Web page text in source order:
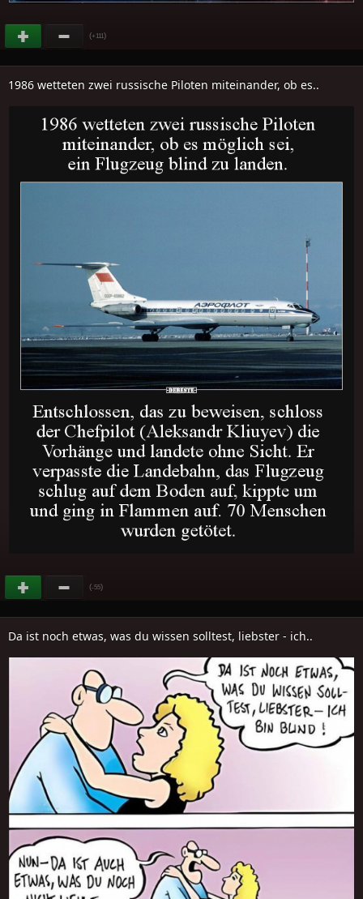
(+111)
1986 wetteten zwei russische Piloten miteinander, ob es..
(-55)
Da ist noch etwas, was du wissen solltest, liebster - ich..